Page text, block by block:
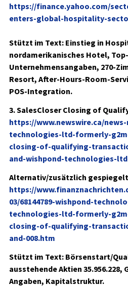
https://finance.yahoo.com/
enters-global-hospitality-
Stützt im Text: Einstieg in
nordamerikanisches Hotel,
Unternehmensangaben, 270-
Resort, After-Hours-Room-
POS-Integration.
3. SalesCloser Closing of
https://www.newswire.ca/
technologies-ltd-formerly-
closing-of-qualifying-
and-wishpond-technologies-
Alternativ/zusätzlich
https://
03/68144789-wishpond-
technologies-ltd-formerly-
closing-of-qualifying-
and-008.htm
Stützt im Text: Börsenstart/
ausstehende Aktien 35.956.228,
Angaben, Kapitalstruktur.